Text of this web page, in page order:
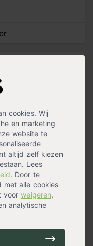
cookies. Wij
en marketing
website te
altijd zelf kiezen
Lees
. Door te
met alle cookies
voor weigeren,
analytische
»